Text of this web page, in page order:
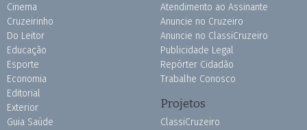
Cinema
Cruzeirinho
Do Leitor
Educação
Esporte
Economia
Editorial
Exterior
Guia Saúde
Atendimento ao Assinante
Anuncie no Cruzeiro
Anuncie no ClassiCruzeiro
Publicidade Legal
Repórter Cidadão
Trabalhe Conosco
Projetos
ClassiCruzeiro